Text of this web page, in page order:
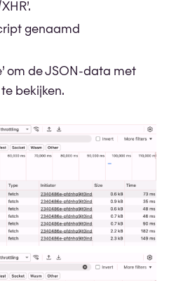
genaamd
om de JSON-data met
bekijken.